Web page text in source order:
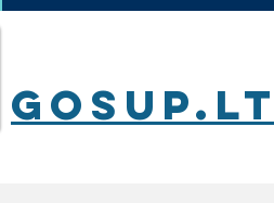
goSUP.lt